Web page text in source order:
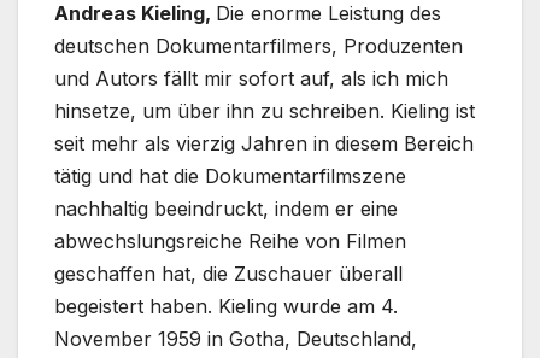
Andreas Kieling, Die enorme Leistung des
deutschen Dokumentarfilmers, Produzenten
und Autors fällt mir sofort auf, als ich mich
hinsetze, um über ihn zu schreiben. Kieling ist
seit mehr als vierzig Jahren in diesem Bereich
tätig und hat die Dokumentarfilmszene
nachhaltig beeindruckt, indem er eine
abwechslungsreiche Reihe von Filmen
geschaffen hat, die Zuschauer überall
begeistert haben. Kieling wurde am 4.
November 1959 in Gotha, Deutschland,